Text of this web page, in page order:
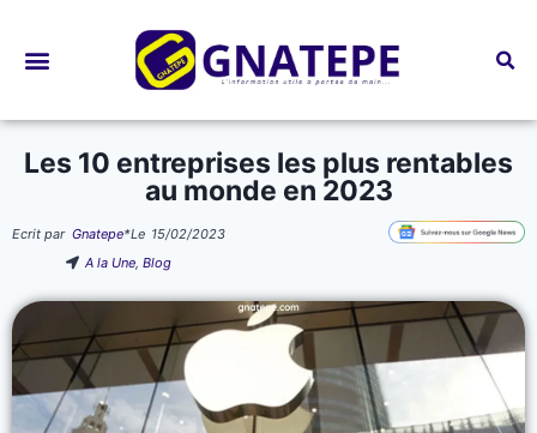
Les 10 entreprises les plus rentables
au monde en 2023
Ecrit par Gnatepe*Le 15/02/2023
A la Une,Blog